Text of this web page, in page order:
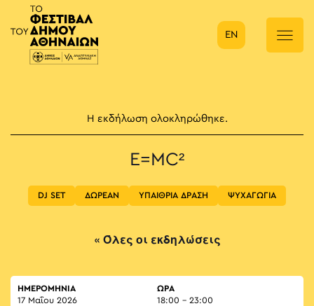
Κύρια πλοήγηση
EN
Η εκδήλωση ολοκληρώθηκε.
E=MC²
DJ SET ΔΩΡΕΑΝ ΥΠΑΙΘΡΙΑ ΔΡΑΣΗ ΨΥΧΑΓΩΓΙΑ
« Όλες οι εκδηλώσεις
ΗΜΕΡΟΜΗΝΙΑ
17 Μαΐου 2026
ΏΡΑ
18:00 - 23:00